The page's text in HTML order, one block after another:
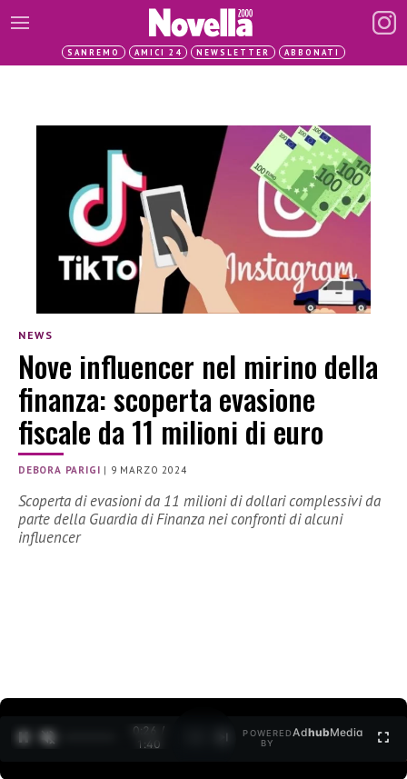
SANREMO AMICI 24 NEWSLETTER ABBONATI
NEWS
Nove influencer nel mirino della
finanza: scoperta evasione
fiscale da 11 milioni di euro
DEBORA PARIGI | 9 MARZO 2024
Scoperta di evasioni da 11 milioni di dollari complessivi da
parte della Guardia di Finanza nei confronti di alcuni
influencer
0:28 /
1:40
POWERED
BY
AdhubMedia